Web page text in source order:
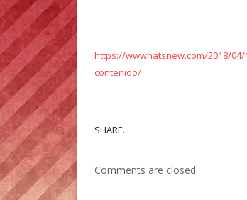
https://wwwhatsnew.com/2018/
contenido/
SHARE.
Comments are closed.